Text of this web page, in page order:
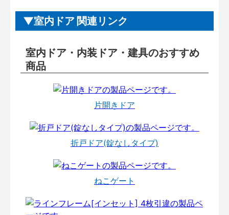
室内ドア 関連リンク
室内ドア・内装ドア・建具のおすすめ
商品
片開きドア
折戸ドア(錠なしタイプ)
ねこゲート